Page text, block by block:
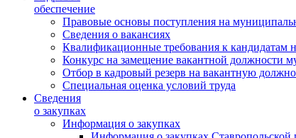
обеспечение
Правовые основы поступления на
Сведения о вакансиях
Квалификационные требования к кандидатам
Конкурс на замещение вакантной должности
Отбор в кадровый резерв на вакантную
Специальная оценка условий труда
Сведения
о закупках
Информация о закупках